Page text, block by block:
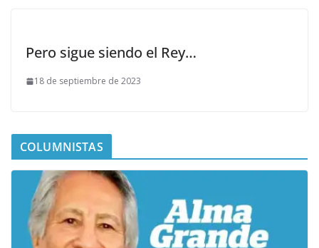
Pero sigue siendo el Rey…
18 de septiembre de 2023
COLUMNISTAS